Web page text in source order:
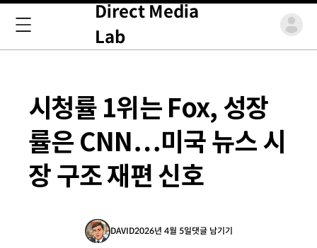
Direct Media
Lab
시청률 1위는 Fox, 성장
률은 CNN…미국 뉴스 시
장 구조 재편 신호
DAVID2026년 4월 5일댓글 남기기